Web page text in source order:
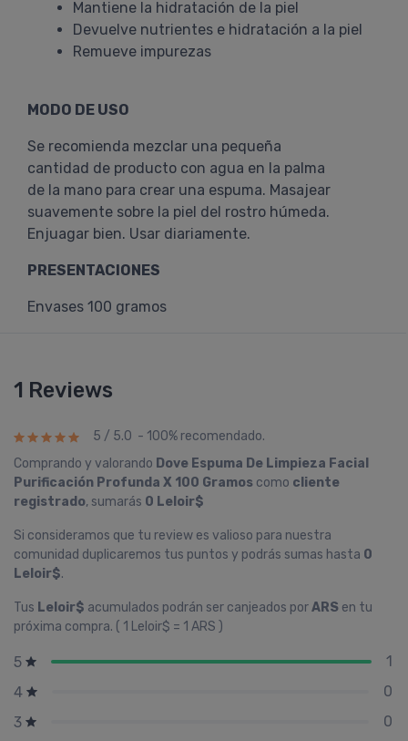
Mantiene la hidratación de la piel
Devuelve nutrientes e hidratación a la piel
Remueve impurezas
MODO DE USO
Se recomienda mezclar una pequeña
cantidad de producto con agua en la palma
de la mano para crear una espuma. Masajear
suavemente sobre la piel del rostro húmeda.
Enjuagar bien. Usar diariamente.
PRESENTACIONES
Envases 100 gramos
1 Reviews
5 / 5.0 - 100% recomendado.
Comprando y valorando Dove Espuma De Limpieza Facial
Purificación Profunda X 100 Gramos como cliente
registrado, sumarás 0 Leloir$
Si consideramos que tu review es valioso para nuestra
comunidad duplicaremos tus puntos y podrás sumas hasta 0
Leloir$.
Tus Leloir$ acumulados podrán ser canjeados porARS en tu
próxima compra. ( 1 Leloir$ = 1 ARS )
5
1
4
0
3
0